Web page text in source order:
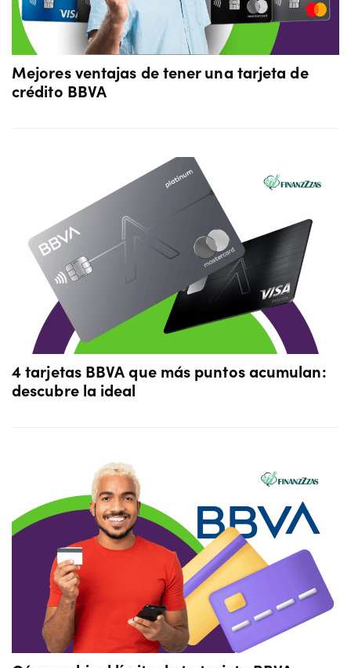
Mejores ventajas de tener una tarjeta de
crédito BBVA
4 tarjetas BBVA que más puntos acumulan:
descubre la ideal